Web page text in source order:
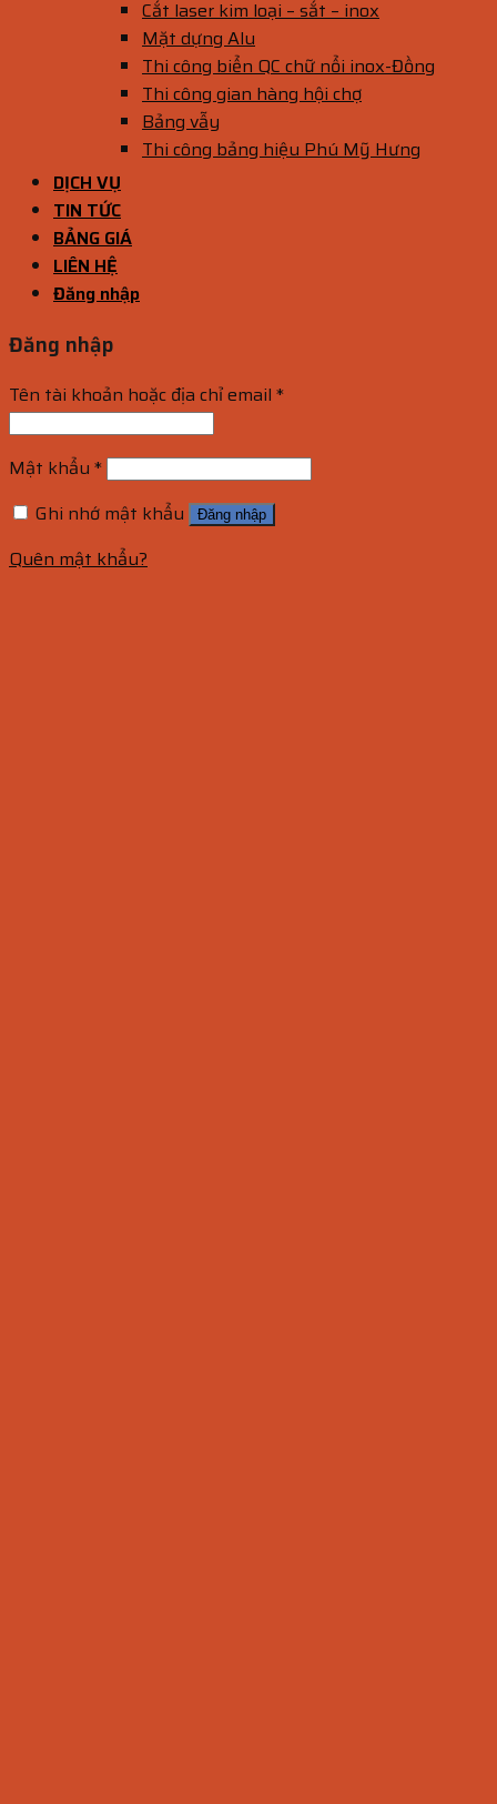
Cắt laser kim loại – sắt – inox
Mặt dựng Alu
Thi công biển QC chữ nổi inox-Đồng
Thi công gian hàng hội chợ
Bảng vẫy
Thi công bảng hiệu Phú Mỹ Hưng
DỊCH VỤ
TIN TỨC
BẢNG GIÁ
LIÊN HỆ
Đăng nhập
Đăng nhập
Tên tài khoản hoặc địa chỉ email *
Mật khẩu *
Ghi nhớ mật khẩu
Đăng nhập
Quên mật khẩu?